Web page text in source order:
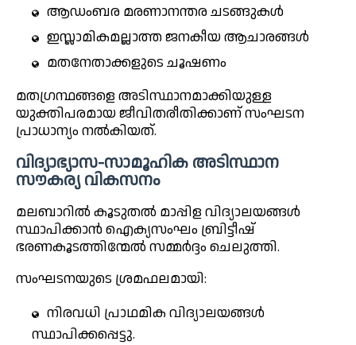
ആഡംബര മരണാനന്തര ചടങ്ങുകൾ
ഇസ്ലാമികമല്ലാത്ത ജനകീയ ആചാരങ്ങൾ
മതനേതാക്കളുടെ ചൂഷണം
മതഗ്രന്ഥങ്ങളെ അടിസ്ഥാനമാക്കിയുള്ള
യുക്തിപരമായ ജീവിതരീതിക്കാണ് സംഘടന
പ്രാധാന്യം നൽകിയത്.
വിദ്യാഭ്യാസ-സാമൂഹിക അടിസ്ഥാന
സൗകര്യ വികസനം
മലബാറിൽ കൂടുതൽ മാപ്പിള വിദ്യാലയങ്ങൾ
സ്ഥാപിക്കാൻ ഐക്യസംഘം ബ്രിട്ടീഷ്
ഭരണകൂടത്തിന്മേൽ സമ്മർദ്ദം ചെലുത്തി.
സംഘടനയുടെ ശ്രമഫലമായി:
നിരവധി പ്രാഥമിക വിദ്യാലയങ്ങൾ
സ്ഥാപിക്കപ്പെട്ടു.